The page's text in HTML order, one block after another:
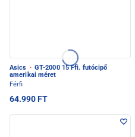
Asics · GT-2000 15 Ffi. futócipő
amerikai méret
Férfi
64.990 FT